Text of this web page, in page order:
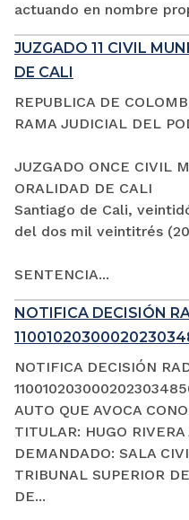
actuando en nombre
JUZGADO 11 CIVIL
DE CALI
REPUBLICA DE
RAMA JUDICIAL DEL
JUZGADO ONCE CIVIL
ORALIDAD DE CALI
Santiago de Cali,
del dos mil veintitrés
SENTENCIA...
NOTIFICA DECISIÓN
NOTIFICA DECISIÓN
AUTO QUE AVOCA
TITULAR: HUGO RIVERA
DEMANDADO: SALA
TRIBUNAL SUPERIOR
DE...